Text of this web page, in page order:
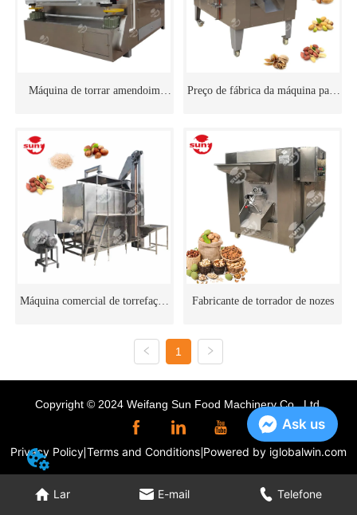
Máquina de torrar amendoim Preço de fábrica da máquina para
Máquina comercial de torrefação Fabricante de torrador de nozes
1
Lar E-mail Telefone
Copyright © 2024 Weifang Sun Food Machinery Co., Ltd.
Privacy Policy Terms and Conditions Powered by iglobalwin.com
Ask us